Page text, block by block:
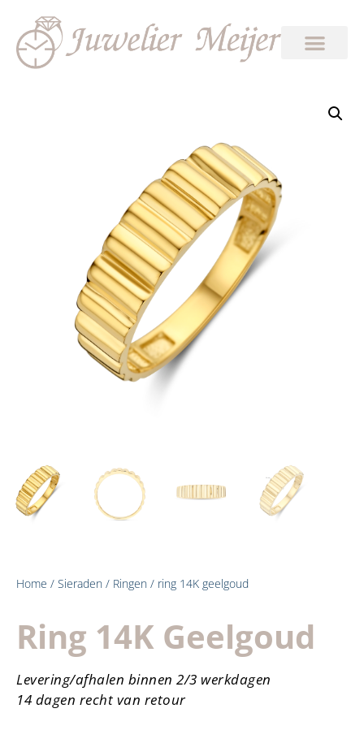
Home / Sieraden / Ringen / ring 14K geelgoud
Ring 14K Geelgoud
Levering/afhalen binnen 2/3 werkdagen
14 dagen recht van retour